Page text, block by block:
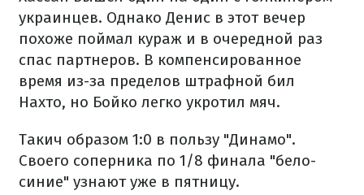
украинцев. Однако Денис в этот вечер
похоже поймал кураж и в очередной раз
спас партнеров. В компенсированное
время из-за пределов штрафной бил
Нахто, но Бойко легко укротил мяч.
Такич образом 1:0 в пользу "Динамо".
Своего соперника по 1/8 финала "бело-
синие" узнают уже в пятницу.